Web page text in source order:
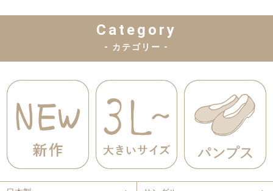
Category
- カテゴリー -